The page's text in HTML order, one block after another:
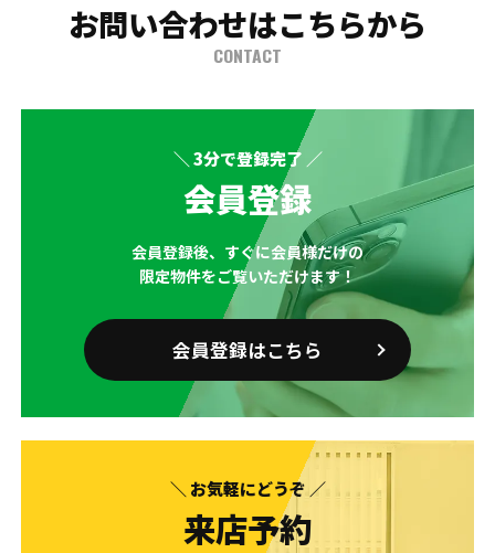
お問い合わせはこちらから
CONTACT
＼ 3分で登録完了 ／
会員登録
会員登録後、すぐに会員様だけの
限定物件をご覧いただけます！
会員登録はこちら
＼ お気軽にどうぞ ／
来店予約